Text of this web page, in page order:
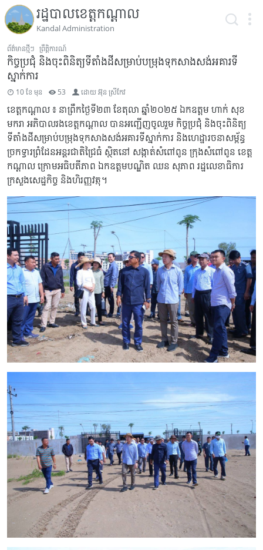
រដ្ឋបាលខេត្តកណ្តាល
Kandal Administration
ព័ត៌មានថ្មីៗ ព្រឹត្តិការណ៍
កិច្ចប្រជុំ និងចុះពិនិត្យទីតាំងដីសម្រាប់បម្រុងទុកសាងសង់អគារទី
ស្នាក់ការ
10 ខែ មុន 53 ដោយអ៊ុន ស្រីកែវ
ខេត្តកណ្តាល ៖ នាព្រឹកថ្ងៃទី២៣ ខែតុលា ឆ្នាំ២០២៥ ឯកឧត្តម ហាក់ សុខ
មករា អភិបាលរងខេត្តកណ្តាល បានអញ្ជើញចូលរួម កិច្ចប្រជុំ និងចុះពិនិត្យ
ទីតាំងដីសម្រាប់បម្រុងទុកសាងសង់អគារទីស្នាក់ការ និងហេដ្ឋារចនាសម្ព័ន្ធ
ច្រកទ្វារព្រំដែនអន្តរជាតិជ្រៃធំ ស្ថិតនៅ សង្កាត់សំពៅពូន ក្រុងសំពៅពូន ខេត្ត
កណ្តាល ក្រោមអធិបតីភាព ឯកឧត្តមបណ្ឌិត ឈន សុភាព រដ្ឋលេខាធិការ
ក្រសួងសេដ្ឋកិច្ច និងហិរញ្ញវត្ថុ។